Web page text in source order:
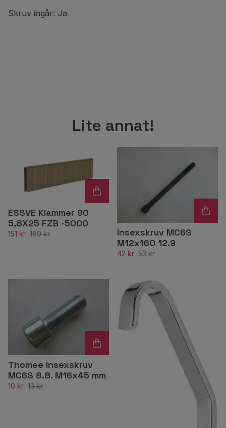
Skruv ingår: Ja
Lite annat!
ESSVE Klammer 90
5,8X25 FZB -5000
151 kr 189 kr
Insexskruv MC6S
M12x160 12.9
42 kr 53 kr
Thomee Insexskruv
MC6S 8.8. M16x45 mm
10 kr 13 kr